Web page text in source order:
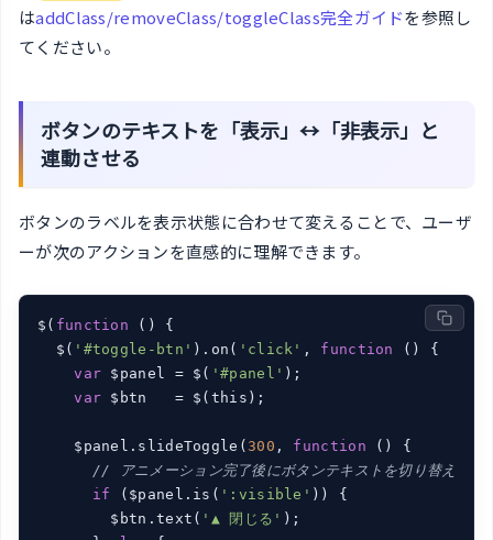
はaddClass/removeClass/toggleClass完全ガイドを参照し
てください。
ボタンのテキストを「表示」↔「非表示」と
連動させる
ボタンのラベルを表示状態に合わせて変えることで、ユーザ
ーが次のアクションを直感的に理解できます。
$( function ()
{
  $(
'#toggle-btn' ).on( 'click' , function ()
{
var $panel = $( '#panel' );
var $btn   = $(this);
    $panel.slideToggle(
300 , function ()
{
// アニメーション完了後にボタンテキストを切り替え
if ($panel.is( ':visible' )) {
        $btn.text(
'▲ 閉じる' );